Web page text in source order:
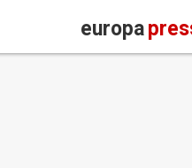
europa